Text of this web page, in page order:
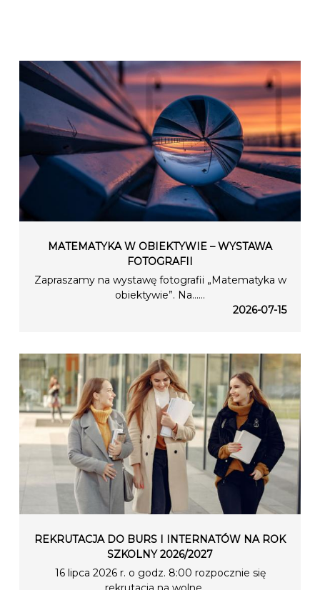
MATEMATYKA W OBIEKTYWIE – WYSTAWA
FOTOGRAFII
Zapraszamy na wystawę fotografii „Matematyka w
obiektywie”. Na…...
2026-07-15
REKRUTACJA DO BURS I INTERNATÓW NA ROK
SZKOLNY 2026/2027
16 lipca 2026 r. o godz. 8:00 rozpocznie się